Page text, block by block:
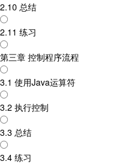
2.10 总结
2.11 练习
第三章 控制程序流程
3.1 使用Java运算符
3.2 执行控制
3.3 总结
3.4 练习